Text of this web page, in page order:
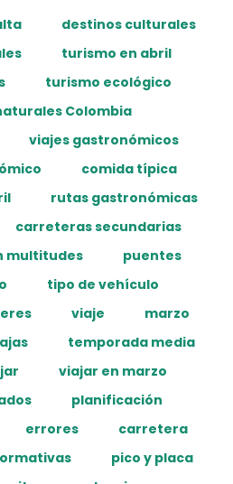
destinos culturales
turismo en abril
turismo ecológico
Colombia
viajes gastronómicos
comida típica
rutas gastronómicas
carreteras secundarias
multitudes
puentes
tipo de vehículo
viaje
marzo
temporada media
viajar en marzo
planificación
errores
carretera
pico y placa